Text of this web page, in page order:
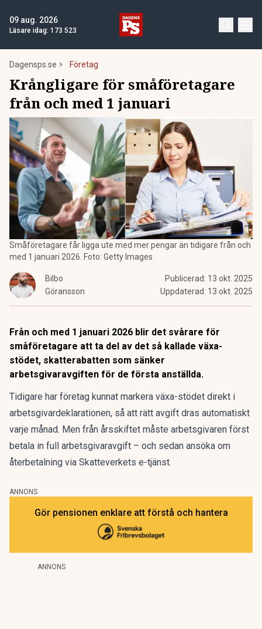
09 aug. 2026
Läsare idag: 173 523
Dagensps.se Företag
Krångligare för småföretagare
från och med 1 januari
Småföretagare får ligga ute med mer pengar än tidigare från och
med 1 januari 2026. Foto: Getty Images
Bilbo
Göransson
Publicerad: 13 okt. 2025
Uppdaterad: 13 okt. 2025
Från och med 1 januari 2026 blir det svårare för
småföretagare att ta del av det så kallade växa-
stödet, skatterabatten som sänker
arbetsgivaravgiften för de första anställda.
Tidigare har företag kunnat markera växa-stödet direkt i
arbetsgivardeklarationen, så att rätt avgift dras automatiskt
varje månad. Men från årsskiftet måste arbetsgivaren först
betala in full arbetsgivaravgift – och sedan ansöka om
återbetalning via Skatteverkets e-tjänst.
ANNONS
Gör pensionen enklare att förstå och hantera
ANNONS